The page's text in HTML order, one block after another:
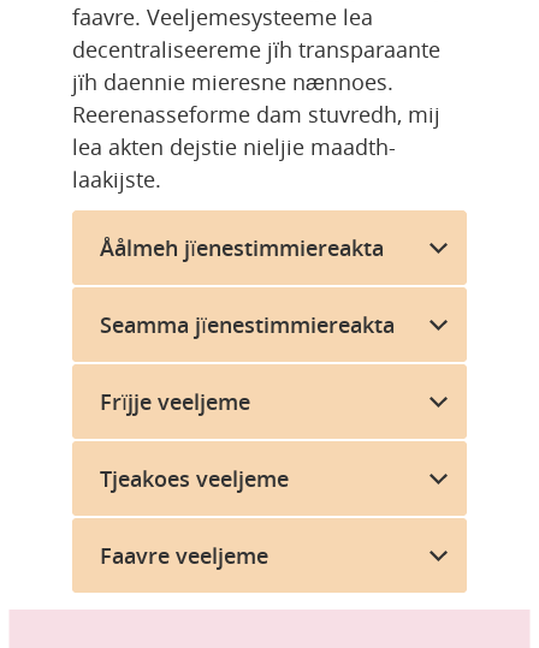
faavre. Veeljemesysteeme lea
decentraliseereme jïh transparaante
jïh daennie mieresne nænnoes.
Reerenasseforme dam stuvredh, mij
lea akten dejstie nieljie maadth-
laakijste.
Åålmeh jïenestimmiereakta
Seamma jïenestimmiereakta
Frïjje veeljeme
Tjeakoes veeljeme
Faavre veeljeme